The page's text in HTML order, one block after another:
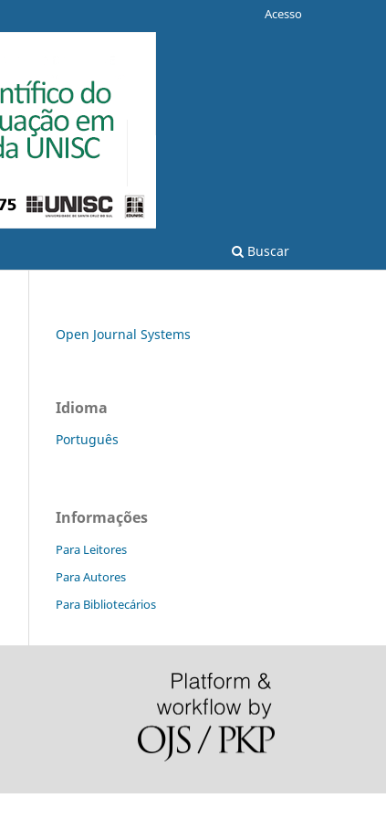
Buscar
Acesso
Open Journal Systems
Idioma
Português
Informações
Para Leitores
Para Autores
Para Bibliotecários